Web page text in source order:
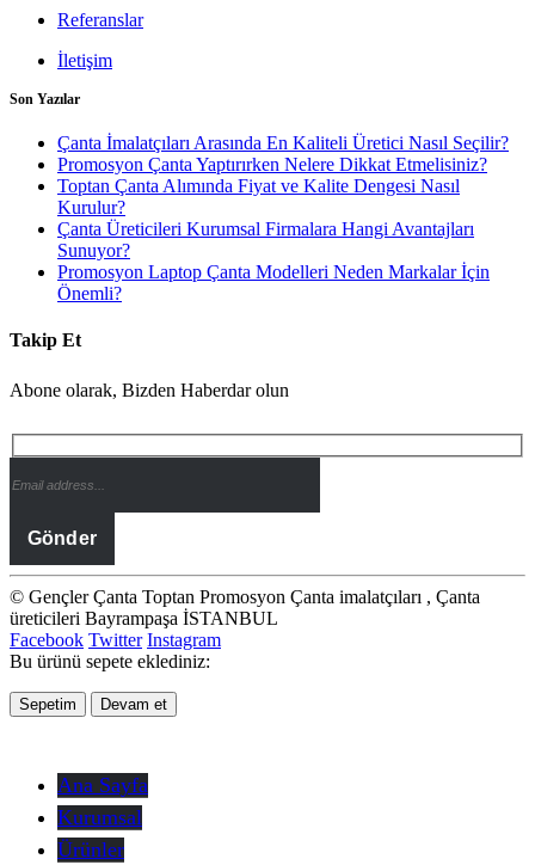
Referanslar
İletişim
Son Yazılar
Çanta İmalatçıları Arasında En Kaliteli Üretici Nasıl Seçilir?
Promosyon Çanta Yaptırırken Nelere Dikkat Etmelisiniz?
Toptan Çanta Alımında Fiyat ve Kalite Dengesi Nasıl
Kurulur?
Çanta Üreticileri Kurumsal Firmalara Hangi Avantajları
Sunuyor?
Promosyon Laptop Çanta Modelleri Neden Markalar İçin
Önemli?
Takip Et
Abone olarak, Bizden Haberdar olun
© Gençler Çanta Toptan Promosyon Çanta imalatçıları , Çanta
üreticileri Bayrampaşa İSTANBUL
Facebook Twitter Instagram
Bu ürünü sepete eklediniz:
Sepetim Devam et
Ana Sayfa
Kurumsal
Ürünler